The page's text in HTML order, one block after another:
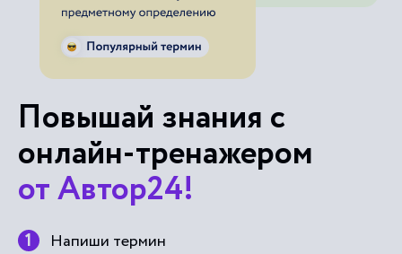
Повышай знания с
онлайн-тренажером
от Автор24!
Напиши термин